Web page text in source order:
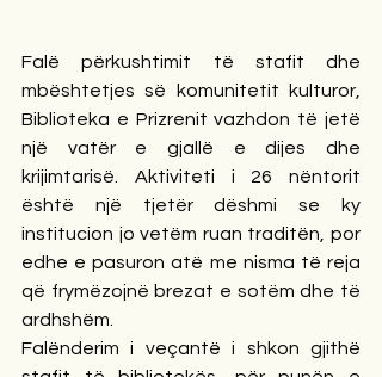
Falë përkushtimit të stafit dhe
mbështetjes së komunitetit kulturor,
Biblioteka e Prizrenit vazhdon të jetë
një vatër e gjallë e dijes dhe
krijimtarisë. Aktiviteti i 26 nëntorit
është një tjetër dëshmi se ky
institucion jo vetëm ruan traditën, por
edhe e pasuron atë me nisma të reja
që frymëzojnë brezat e sotëm dhe të
ardhshëm.
Falënderim i veçantë i shkon gjithë